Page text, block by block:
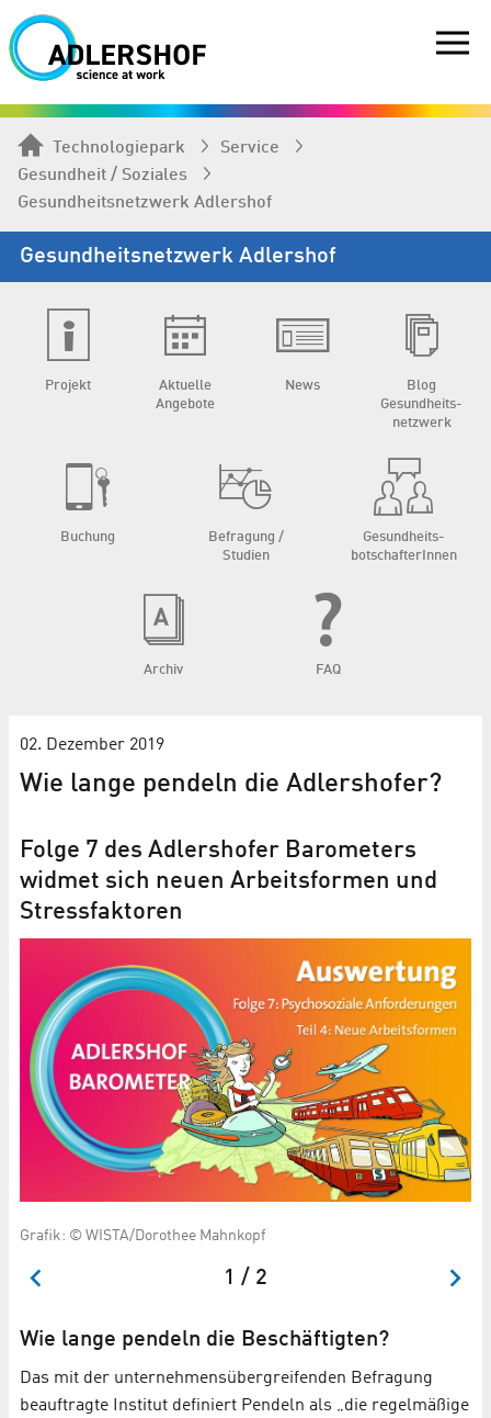
Technologiepark
Service
Gesundheit / Soziales
Gesundheits­netzwerk Adlershof
Gesundheits­netzwerk Adlershof
Projekt
Aktuelle
Angebote
News
Blog
Gesundheits­
netzwerk
Buchung
Befragung /
Studien
Gesundheits­
botschafterInnen
Archiv FAQ
02. Dezember 2019
Wie lange pendeln die Adlershofer?
Folge 7 des Adlershofer Barometers
widmet sich neuen Arbeitsformen und
Stressfaktoren
Grafik: © WISTA/Dorothee Mahnkopf
1 / 2
Wie lange pendeln die Beschäftigten?
Das mit der unternehmensübergreifenden Befragung
beauftragte Institut definiert Pendeln als „die regelmäßige